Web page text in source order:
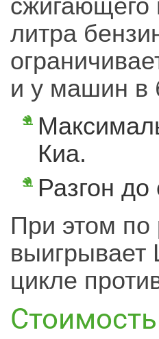
сжигающего
литра
и у машин в
Киа.
Разгон
При этом по
цикле
Стоимость